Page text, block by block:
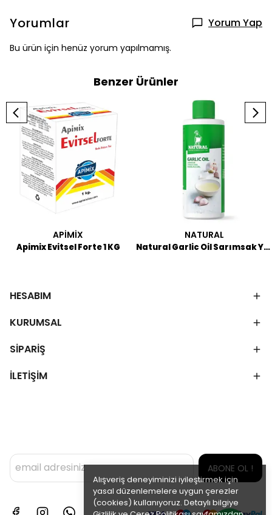
Alışveriş deneyiminizi iyileştirmek için
yasal düzenlemelere uygun çerezler
(cookies) kullanıyoruz. Detaylı bilgiye
Yorumlar Yorum Yap
Bu ürün için henüz yorum yapılmamış.
Benzer Ürünler
APİMİX
Apimix Evitsel Forte 1 KG
NATURAL
Natural Garlic Oil Sarımsak Yağı Doğal Antibiyotik 450 ML
HESABIM
KURUMSAL
SİPARİŞ
İLETİŞİM
ABONE OL !